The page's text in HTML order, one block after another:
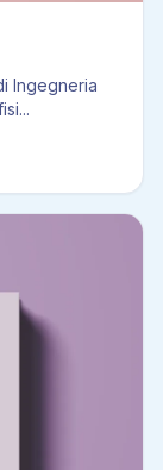
Ingegneria
...